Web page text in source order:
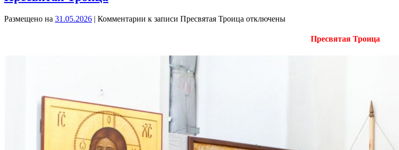
Размещено на 31.05.2026 | Комментарии к записи Пресвятая Троица отключены
Пресвятая Троица